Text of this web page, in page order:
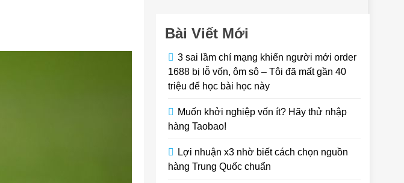
Bài Viết Mới
3 sai lầm chí mạng khiến người mới order
1688 bị lỗ vốn, ôm sô – Tôi đã mất gần 40
triệu để học bài học này
Muốn khởi nghiệp vốn ít? Hãy thử nhập
hàng Taobao!
Lợi nhuận x3 nhờ biết cách chọn nguồn
hàng Trung Quốc chuẩn